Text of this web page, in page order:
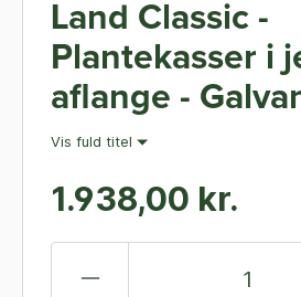
Land Classic -
Plantekasser i
aflange -
40 x 120 cm 50
(Stablet) - Med
Vis fuld titel
1.938,00 kr.